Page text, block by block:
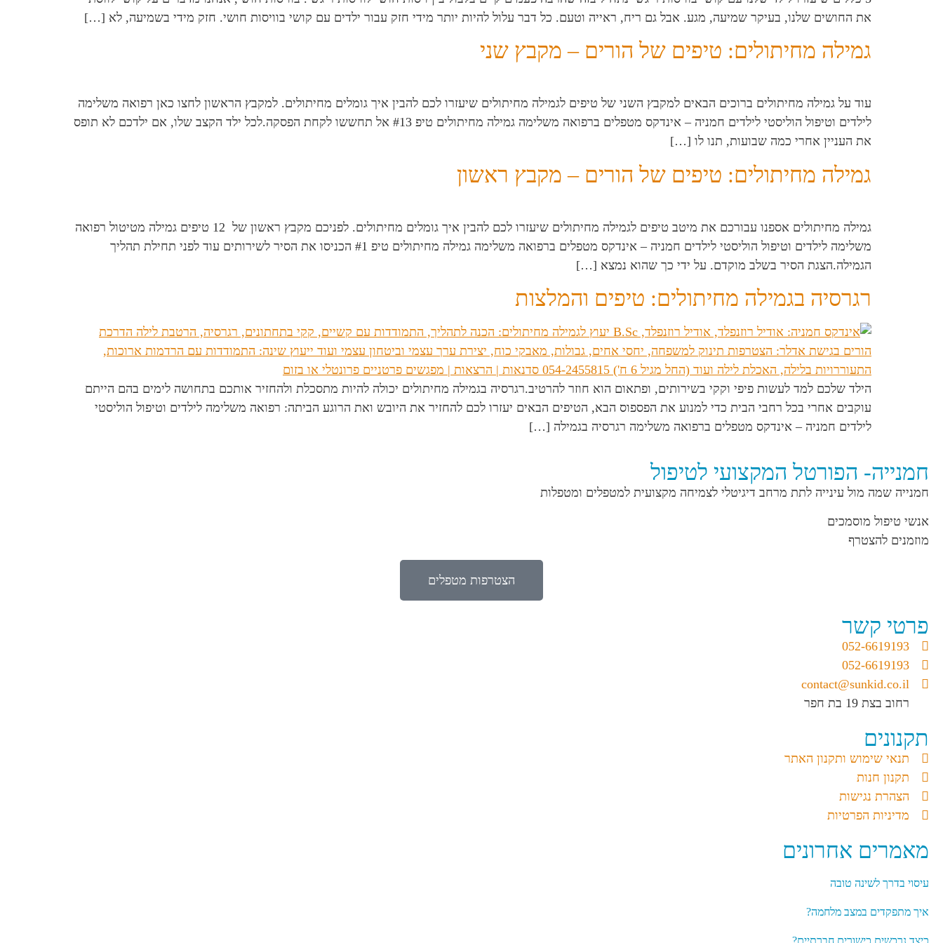
את החושים שלנו, בעיקר שמיעה, מגע. אבל גם ריח, ראייה וטעם. כל דבר עלול להיות יותר מידי חזק עבור ילדים עם קושי בוויסות חושי. חזק מידי בשמיעה, לא […]
גמילה מחיתולים: טיפים של הורים – מקבץ שני
עוד על גמילה מחיתולים ברוכים הבאים למקבץ השני של טיפים לגמילה מחיתולים שיעזרו לכם להבין איך גומלים מחיתולים. למקבץ הראשון לחצו כאן רפואה משלימה
לילדים וטיפול הוליסטי לילדים חמניה – אינדקס מטפלים ברפואה משלימה גמילה מחיתולים טיפ #13 אל תחששו לקחת הפסקה.לכל ילד הקצב שלו, אם ילדכם לא תופס
את העניין אחרי כמה שבועות, תנו לו […]
גמילה מחיתולים: טיפים של הורים – מקבץ ראשון
גמילה מחיתולים אספנו עבורכם את מיטב טיפים לגמילה מחיתולים שיעזרו לכם להבין איך גומלים מחיתולים. לפניכם מקבץ ראשון של 12 טיפים גמילה מטיטול רפואה
משלימה לילדים וטיפול הוליסטי לילדים חמניה – אינדקס מטפלים ברפואה משלימה גמילה מחיתולים טיפ #1 הכניסו את הסיר לשירותים עוד לפני תחילת תהליך
הגמילה.הצגת הסיר בשלב מוקדם. על ידי כך שהוא נמצא […]
רגרסיה בגמילה מחיתולים: טיפים והמלצות
הילד שלכם למד לעשות פיפי וקקי בשירותים, ופתאום הוא חוזר להרטיב.רגרסיה בגמילה מחיתולים יכולה להיות מתסכלת ולהחזיר אותכם בתחושה לימים בהם הייתם
עוקבים אחרי בכל רחבי הבית כדי למנוע את הפספוס הבא, הטיפים הבאים יעזרו לכם להחזיר את היובש ואת הרוגע הביתה: רפואה משלימה לילדים וטיפול הוליסטי
לילדים חמניה – אינדקס מטפלים ברפואה משלימה רגרסיה בגמילה […]
חמנייה- הפורטל המקצועי לטיפול
חמנייה שמה מול עינייה לתת מרחב דיגיטלי לצמיחה מקצועית למטפלים ומטפלות
אנשי טיפול מוסמכים
מוזמנים להצטרף
הצטרפות מטפלים
פרטי קשר
052-6619193
052-6619193
contact@sunkid.co.il
רחוב בצת 19 בת חפר
תקנונים
תנאי שימוש ותקנון האתר
תקנון חנות
הצהרת נגישות
מדיניות הפרטיות
מאמרים אחרונים
עיסוי בדרך לשינה טובה
איך מתפקדים במצב מלחמה?